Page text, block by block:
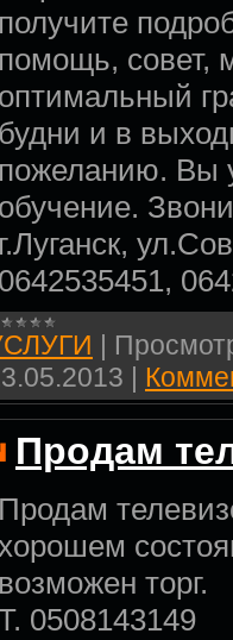
получите
помощь, совет,
оптимальный
будни и в
пожеланию. Вы
обучение.
г.Луганск,
0642535451,
Продам
Продам
возможен торг.
0508143149